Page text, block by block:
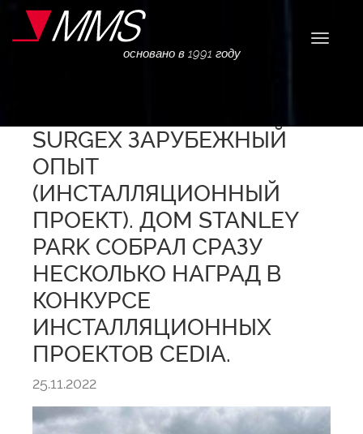
основано в 1991 году
SURGEX ЗАРУБЕЖНЫЙ
ОПЫТ
(ИНСТАЛЛЯЦИОННЫЙ
ПРОЕКТ). ДОМ STANLEY
PARK СОБРАЛ СРАЗУ
НЕСКОЛЬКО НАГРАД В
КОНКУРСЕ
ИНСТАЛЛЯЦИОННЫХ
ПРОЕКТОВ CEDIA.
25.11.2022